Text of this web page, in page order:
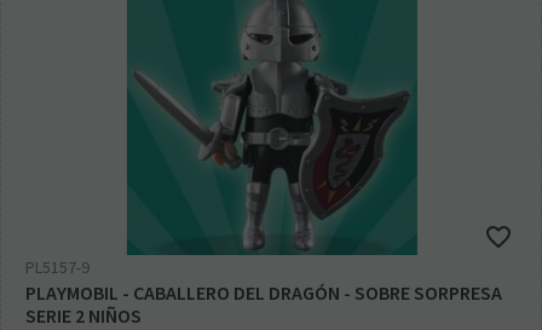
PL5157-9
PLAYMOBIL - CABALLERO DEL DRAGÓN - SOBRE SORPRESA
SERIE 2 NIÑOS